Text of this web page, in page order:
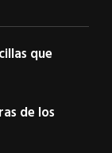
que
de los